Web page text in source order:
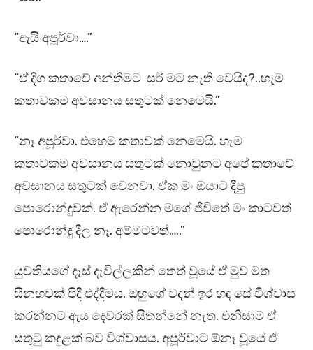
“ඇයි අපූර්වා….”
“ඒ දිග කතාවේ අන්තිමට සර් මට නැති වෙයිද?..හැම
කතාවකම අවසානය සතුටක් නෙමෙයි.”
“නෑ අපූර්වා. එහෙම කතාවක් නෙමෙයි. හැම
කතාවකම අවසානය සතුටක් නොවුනට අපේ කතාවේ
අවසානය සතුටක් වෙනවා. ඒක මං ඔයාට දීපු
පොරොන්දුවක්. ඒ ඇරෙන්න මගේ ජීවිතේ මං කාටවත්
පොරොන්දු දීල නෑ. අම්මටවත්…..”
යුවතියගේ දෑස් දැවිල්ලකින් තෙත් වූයේ ඒ මුව මත
සිනහවක් පීදී එද්දීමය. ඔහුගේ වදන් ඉර හඳ සේ විශ්වාස
කරන්නට ඇය දෙවරක් සිතන්නේ නැත. එනිසාම ඒ
සතුටු කඳුළක් බව විශ්වාසය. අපූර්වාට ඕනෑ වූයේ ඒ